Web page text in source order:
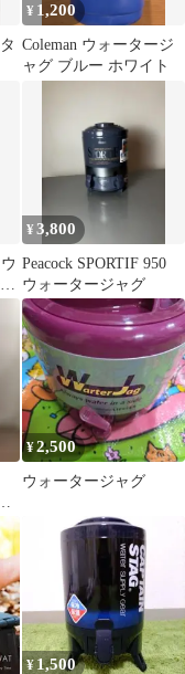
¥ 1,200
Coleman ウォータージ
ャグ ブルー ホワイト
¥3,800
Peacock SPORTIF 950
ウォータージャグ
¥2,500
ウォータージャグ
¥ 1,500